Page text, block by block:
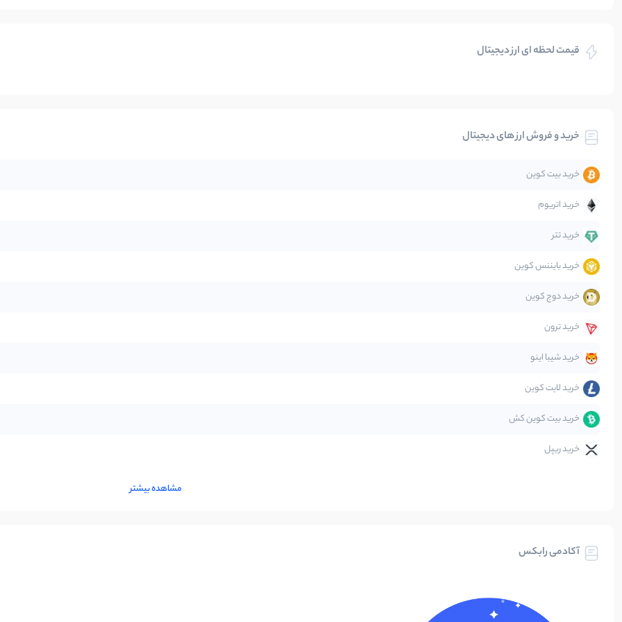
بلاکچین
تحلیل
جهان
دیفای
صرافی‌ها
قانون‌گذاری
متاورس
قیمت لحظه ای ارز دیجیتال
خرید و فروش ارز های دیجیتال
خرید بیت کوین
خرید اتریوم
خرید تتر
خرید بایننس کوین
خرید دوج کوین
خرید ترون
خرید شیبا اینو
خرید لایت کوین
خرید بیت کوین کش
خرید ریپل
مشاهده بیشتر
آکادمی رابکس